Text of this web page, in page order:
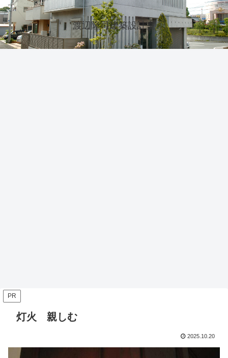
渡辺隆司建築設計室
PR
灯火 親しむ
2025.10.20